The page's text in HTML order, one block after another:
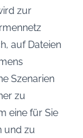
zur
auf Dateien
Szenarien
zu
eine für Sie
und zu